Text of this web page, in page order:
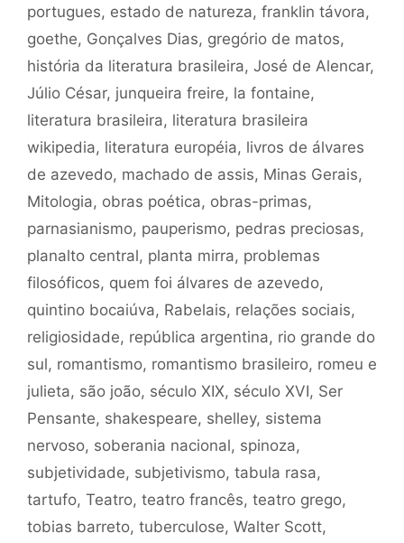
portugues, estado de natureza, franklin távora,
goethe, Gonçalves Dias, gregório de matos,
história da literatura brasileira, José de Alencar,
Júlio César, junqueira freire, la fontaine,
literatura brasileira, literatura brasileira
wikipedia, literatura européia, livros de álvares
de azevedo, machado de assis, Minas Gerais,
Mitologia, obras poética, obras-primas,
parnasianismo, pauperismo, pedras preciosas,
planalto central, planta mirra, problemas
filosóficos, quem foi álvares de azevedo,
quintino bocaiúva, Rabelais, relações sociais,
religiosidade, república argentina, rio grande do
sul, romantismo, romantismo brasileiro, romeu e
julieta, são joão, século XIX, século XVI, Ser
Pensante, shakespeare, shelley, sistema
nervoso, soberania nacional, spinoza,
subjetividade, subjetivismo, tabula rasa,
tartufo, Teatro, teatro francês, teatro grego,
tobias barreto, tuberculose, Walter Scott,